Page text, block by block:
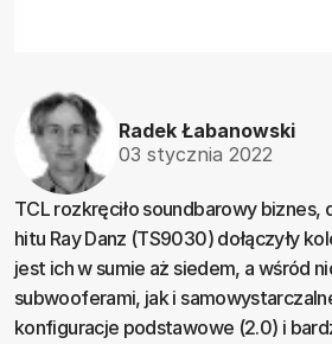
Radek Łabanowski
03 stycznia 2022
TCL rozkręciło soundbarowy biznes,
hitu Ray Danz (TS9030) dołączyły
jest ich w sumie aż siedem, a wśród
subwooferami, jak i
konfiguracje podstawowe (2.0) i